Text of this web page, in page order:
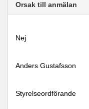
Orsak till anmälan
Nej
Anders Gustafsson
Styrelseordförande